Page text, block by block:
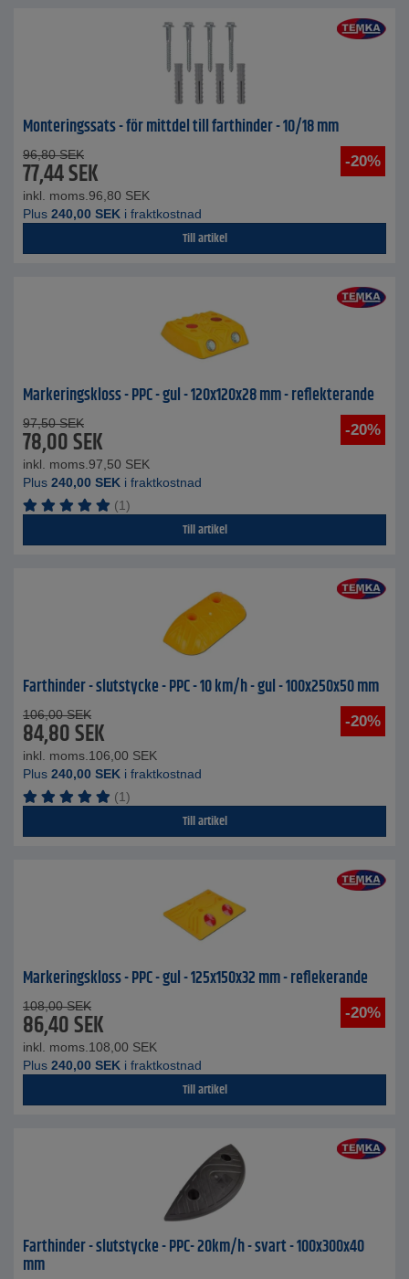
Monteringssats - för mittdel till farthinder - 10/18 mm
-20%
96,80 SEK
77,44SEK
inkl. moms. 96,80 SEK
Plus 240,00 SEK i fraktkostnad
Till artikel
Markeringskloss - PPC - gul - 120x120x28 mm - reflekterande
-20%
97,50 SEK
78,00SEK
inkl. moms. 97,50 SEK
Plus 240,00 SEK i fraktkostnad
(1)
Till artikel
Farthinder - slutstycke - PPC - 10 km/h - gul - 100x250x50 mm
-20%
106,00 SEK
84,80SEK
inkl. moms. 106,00 SEK
Plus 240,00 SEK i fraktkostnad
(1)
Till artikel
Markeringskloss - PPC - gul - 125x150x32 mm - reflekerande
-20%
108,00 SEK
86,40SEK
inkl. moms. 108,00 SEK
Plus 240,00 SEK i fraktkostnad
Till artikel
Farthinder - slutstycke - PPC- 20km/h - svart - 100x300x40
mm